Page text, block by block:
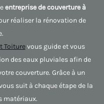
entreprise de couverture à
réaliser la rénovation de
Toiturevous guide et vous
des eaux pluviales afin de
couverture. Grâce à un
suit à chaque étape de la
matériaux.